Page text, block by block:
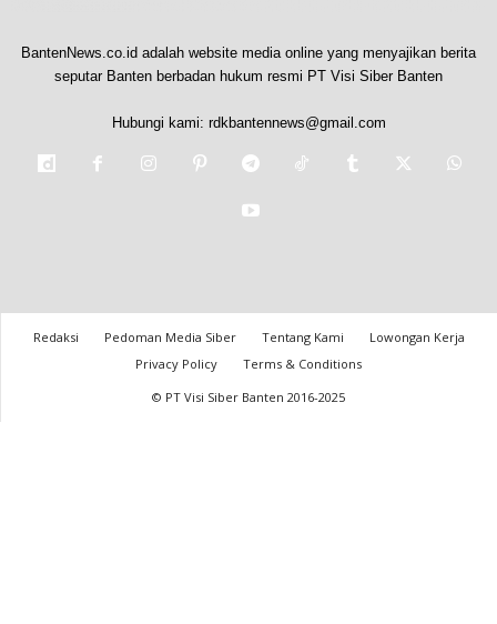
BantenNews.co.id adalah website media online yang menyajikan berita
seputar Banten berbadan hukum resmi PT Visi Siber Banten
Hubungi kami: rdkbantennews@gmail.com
Redaksi Pedoman Media Siber Tentang Kami
Lowongan Kerja
Privacy Policy
Terms & Conditions
© PT Visi Siber Banten 2016-2025